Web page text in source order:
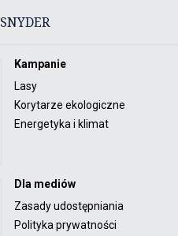
Kampanie
Lasy
Korytarze ekologiczne
Energetyka i klimat
Dla mediów
Zasady udostępniania
Polityka prywatności